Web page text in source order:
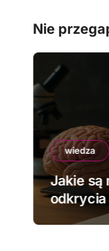
Nie
wiedza
Jakie są
odkrycia